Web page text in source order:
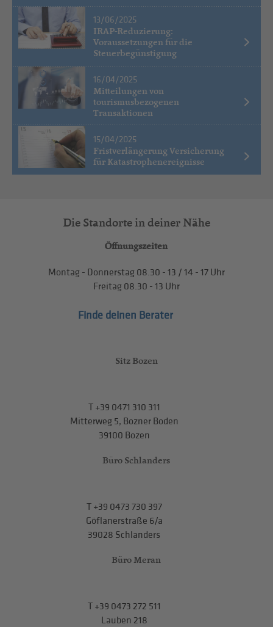
13/06/2025
IRAP-Reduzierung:
Voraussetzungen für die
Steuerbegünstigung
16/04/2025
Mitteilungen von
tourismusbezogenen
Transaktionen
15/04/2025
Fristverlängerung Versicherung
für Katastrophenereignisse
Die Standorte in deiner Nähe
Öffnungszeiten
Montag - Donnerstag 08.30 - 13 / 14 - 17 Uhr
Freitag 08.30 - 13 Uhr
Finde deinen Berater
Sitz Bozen
T+39 0471 310 311
Mitterweg 5, Bozner Boden
39100 Bozen
Büro Schlanders
T+39 0473 730 397
Göflanerstraße 6/a
39028 Schlanders
Büro Meran
T+39 0473 272 511
Lauben 218